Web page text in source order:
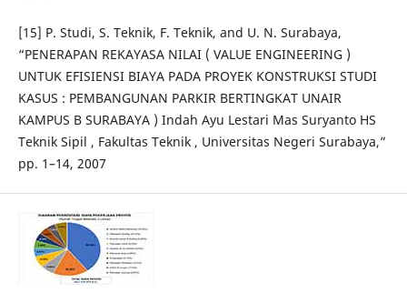
[15] P. Studi, S. Teknik, F. Teknik, and U. N. Surabaya,
“PENERAPAN REKAYASA NILAI ( VALUE ENGINEERING )
UNTUK EFISIENSI BIAYA PADA PROYEK KONSTRUKSI STUDI
KASUS : PEMBANGUNAN PARKIR BERTINGKAT UNAIR
KAMPUS B SURABAYA ) Indah Ayu Lestari Mas Suryanto HS
Teknik Sipil , Fakultas Teknik , Universitas Negeri Surabaya,”
pp. 1–14, 2007